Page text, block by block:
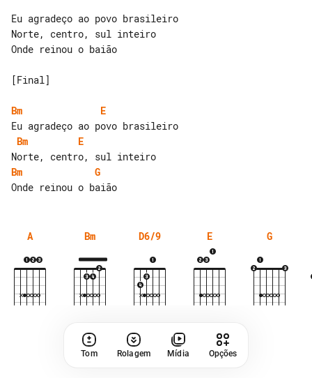
Eu agradeço ao povo brasileiro
Norte, centro, sul inteiro
Onde reinou o baião
[Final]
Bm
E
Bm
E
Bm
G
A Bm D6/9 E G
Tom Rolagem Mídia Opções